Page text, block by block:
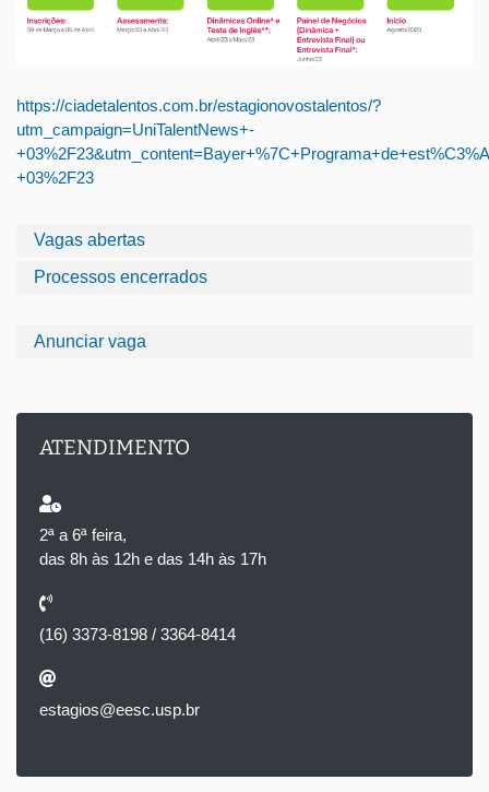
Vagas abertas
Processos encerrados
Anunciar vaga
ATENDIMENTO
2ª a 6ª feira,
das 8h às 12h e das 14h às 17h
(16) 3373-8198 / 3364-8414
estagios@eesc.usp.br
https://ciadetalentos.com.br/estagionovostalentos/?
utm_campaign=UniTalentNews+-
+03%2F23